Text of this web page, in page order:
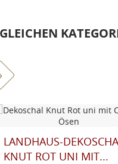
LANDHAUS-
KNUT ROT UNI MIT...